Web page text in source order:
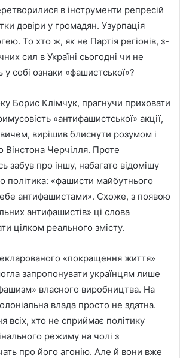
в інструменти репресій
довіри у громадян. Узурпація
То хто ж, як не Партія регіонів, з-
сил в Україні сьогодні чи не
у собі ознаки «фашистської»?
Борис Клімчук, прагнучи приховати
«антифашистської» акції,
вирішив блиснути розумом і
Вінстона Черчілля. Проте
забув про іншу, набагато відомішу
політика: «фашисти майбутнього
антифашистами». Схоже, з появою
антифашистів» ці слова
цілком реального змісту.
«покращення життя»
запропонувати українцям лише
власного виробництва. На
влада просто не здатна.
всіх, хто не сприймає політику
режиму на чолі з
про його агонію. Але й вони вже